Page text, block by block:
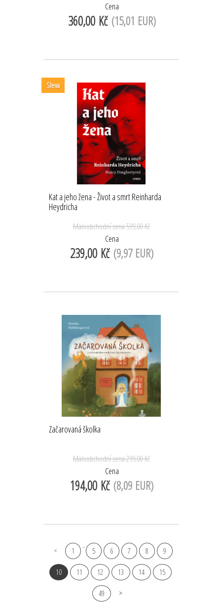
Cena
360,00 Kč (15,01 EUR)
Kat a jeho žena - Život a smrt Reinharda
Heydricha
Maloobchodní cena599,00 Kč
Cena
239,00 Kč (9,97 EUR)
Sleva
Začarovaná školka
Maloobchodní cena299,00 Kč
Cena
194,00 Kč (8,09 EUR)
1
...
5 6 7 8 9
10 11 12 13 14 15
49